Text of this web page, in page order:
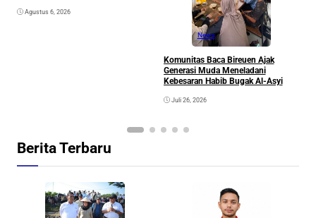
Agustus 6, 2026
News
Komunitas Baca Bireuen Ajak
Generasi Muda Meneladani
Kebesaran Habib Bugak Al-Asyi
Juli 26, 2026
Berita Terbaru